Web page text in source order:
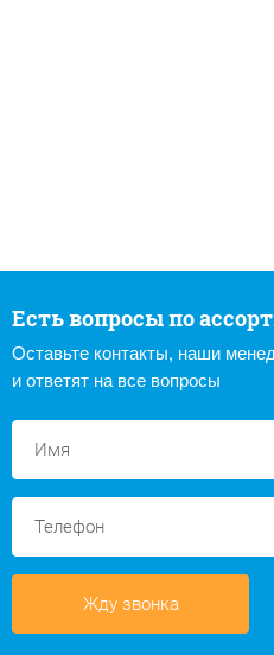
Есть вопросы по
Оставьте контакты, наши
и ответят на все вопросы
Жду звонка